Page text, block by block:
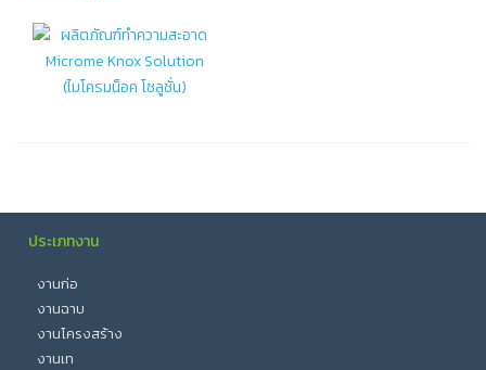
ประเภทงาน
งานก่อ
งานฉาบ
งานโครงสร้าง
งานเท